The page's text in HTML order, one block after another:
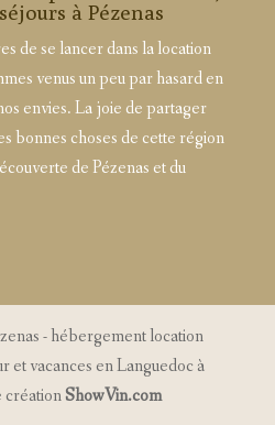
à Pézenas
de se lancer dans la location
venus un peu par hasard en
envies. La joie de partager
bonnes choses de cette région
de Pézenas et du
- hébergement location
et vacances en Languedoc à
créationShowVin.com